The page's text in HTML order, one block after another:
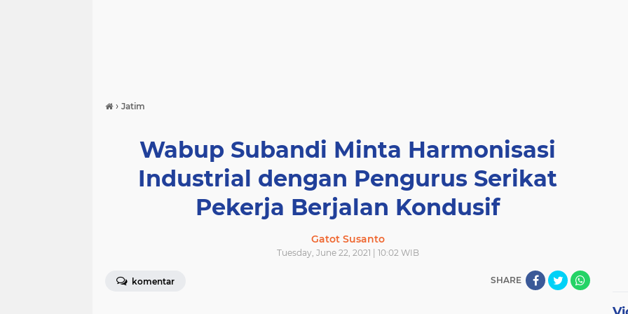
› Jatim
Wabup Subandi Minta Harmonisasi
Industrial dengan Pengurus Serikat
Pekerja Berjalan Kondusif
Gatot Susanto
Tuesday, June 22, 2021 | 10:02 WIB
komentar SHARE